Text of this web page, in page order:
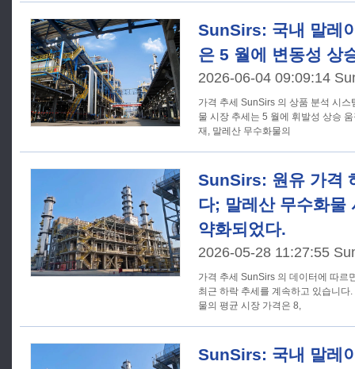
SunSirs: 국내 말레
은 5 월에 변동성 상
2026-06-04 09:09:14
가격 추세 SunSirs 의 상품 분석 시스템에 따르면, 국내 말레산 무수화
물 시장 추세는 5 월에 휘발성 상승
재, 말레산 무수화물의
SunSirs: 원유 가격
다; 말레산 무수화물
약화되었다.
2026-05-28 11:27:55
가격 추세 SunSirs 의 데이터에 따르면, 국내 말레산 무수화물 가격은
최근 하락 추세를 계속하고 있습니
물의 평균 시장 가격은 8,
SunSirs: 국내 말레